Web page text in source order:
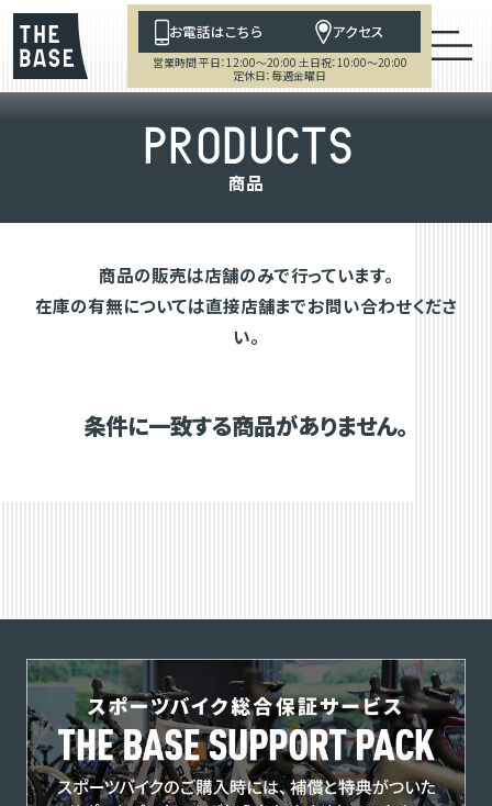
お電話はこちら アクセス
営業時間 平日：12:00～20:00 土日祝：10:00～20:00
定休日：毎週金曜日
PRODUCTS
商品
商品の販売は店舗のみで行っています。
在庫の有無については直接店舗までお問い合わせくださ
い。
条件に一致する商品がありません。